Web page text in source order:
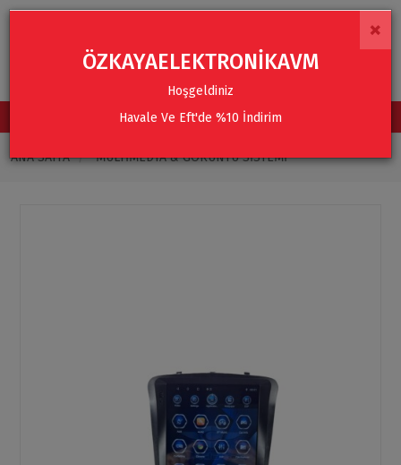
TÜM KATEGORİLER
ANA SAYFA MULTIMEDYA & GÖRÜNTÜ SISTEMI
×
ÖZKAYAELEKTRONİKAVM
Hoşgeldiniz
Havale Ve Eft'de %10 İndirim